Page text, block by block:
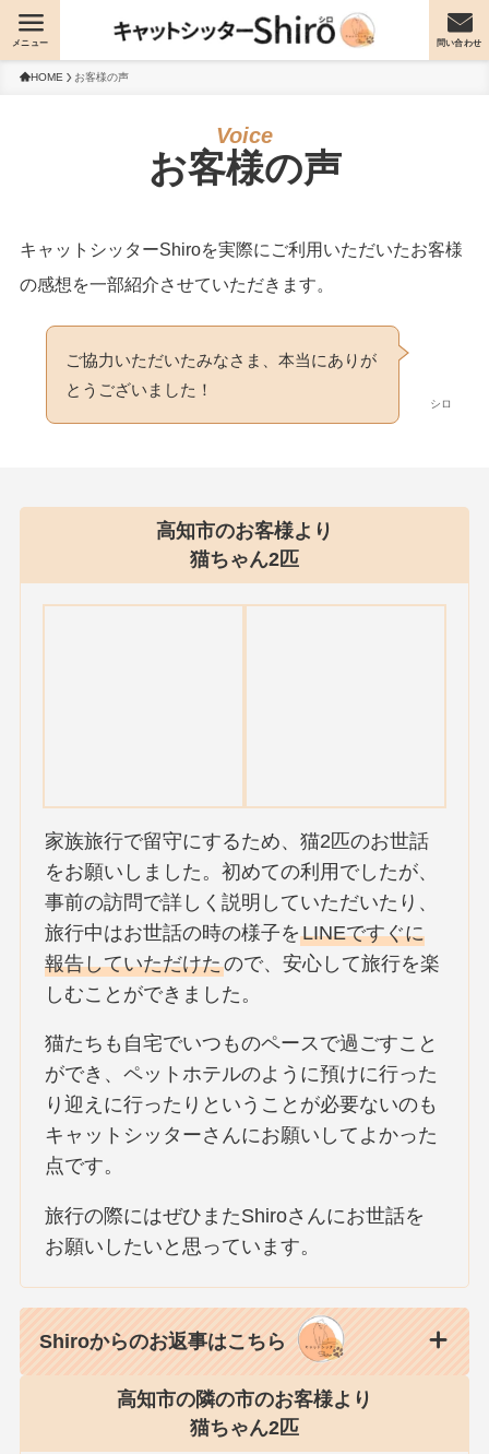
問い合わせ
メニュー
HOME お客様の声
お客様の声
キャットシッターShiroを実際にご利用いただいたお客様
の感想を一部紹介させていただきます。
シロ
ご協力いただいたみなさま、本当にありが
とうございました！
高知市のお客様より
猫ちゃん2匹
家族旅行で留守にするため、猫2匹のお世話
をお願いしました。初めての利用でしたが、
事前の訪問で詳しく説明していただいたり、
旅行中はお世話の時の様子をLINEですぐに
報告していただけたので、安心して旅行を楽
しむことができました。
猫たちも自宅でいつものペースで過ごすこと
ができ、ペットホテルのように預けに行った
り迎えに行ったりということが必要ないのも
キャットシッターさんにお願いしてよかった
点です。
旅行の際にはぜひまたShiroさんにお世話を
お願いしたいと思っています。
Shiroからのお返事はこちら
高知市の隣の市のお客様より
猫ちゃん2匹